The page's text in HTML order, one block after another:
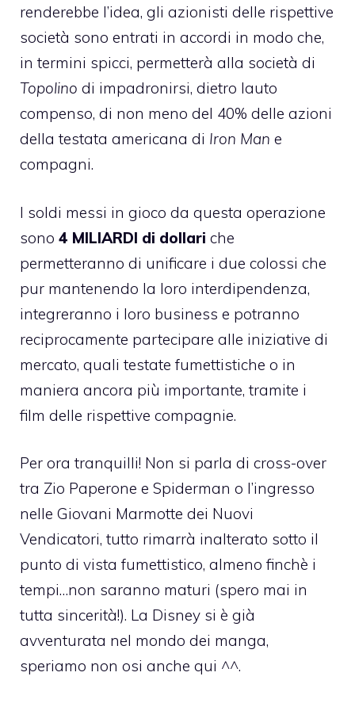
renderebbe l’idea, gli azionisti delle rispettive
società sono entrati in accordi in modo che,
in termini spicci, permetterà alla società di
Topolino di impadronirsi, dietro lauto
compenso, di non meno del 40% delle azioni
della testata americana di Iron Man e
compagni.
I soldi messi in gioco da questa operazione
sono 4 MILIARDI di dollari che
permetteranno di unificare i due colossi che
pur mantenendo la loro interdipendenza,
integreranno i loro business e potranno
reciprocamente partecipare alle iniziative di
mercato, quali testate fumettistiche o in
maniera ancora più importante, tramite i
film delle rispettive compagnie.
Per ora tranquilli! Non si parla di cross-over
tra Zio Paperone e Spiderman o l’ingresso
nelle Giovani Marmotte dei Nuovi
Vendicatori, tutto rimarrà inalterato sotto il
punto di vista fumettistico, almeno finchè i
tempi…non saranno maturi (spero mai in
tutta sincerità!). La Disney si è già
avventurata nel mondo dei manga,
speriamo non osi anche qui ^^.